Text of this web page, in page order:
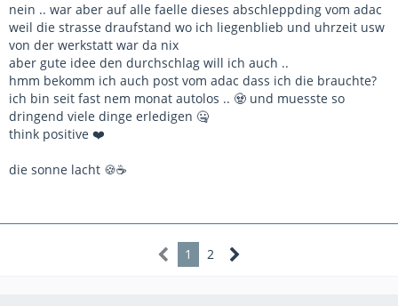
nein .. war aber auf alle faelle dieses abschleppding vom adac
weil die strasse draufstand wo ich liegenblieb und uhrzeit usw
von der werkstatt war da nix
aber gute idee den durchschlag will ich auch ..
hmm bekomm ich auch post vom adac dass ich die brauchte?
ich bin seit fast nem monat autolos .. 🧟 und muesste so
dringend viele dinge erledigen 🤐
think positive ❤️
die sonne lacht 🍪☕
1 2